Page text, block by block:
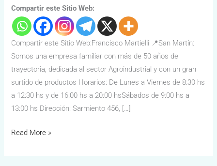
Compartir este Sitio Web:
Compartir este Sitio Web:Francisco Martielli 📍San Martín:
Somos una empresa familiar con más de 50 años de
trayectoria, dedicada al sector Agroindustrial y con un gran
surtido de productos Horarios: De Lunes a Viernes de 8:30 hs
a 12:30 hs y de 16:00 hs a 20:00 hsSábados de 9:00 hs a
13:00 hs Dirección: Sarmiento 456, […]
Read More »